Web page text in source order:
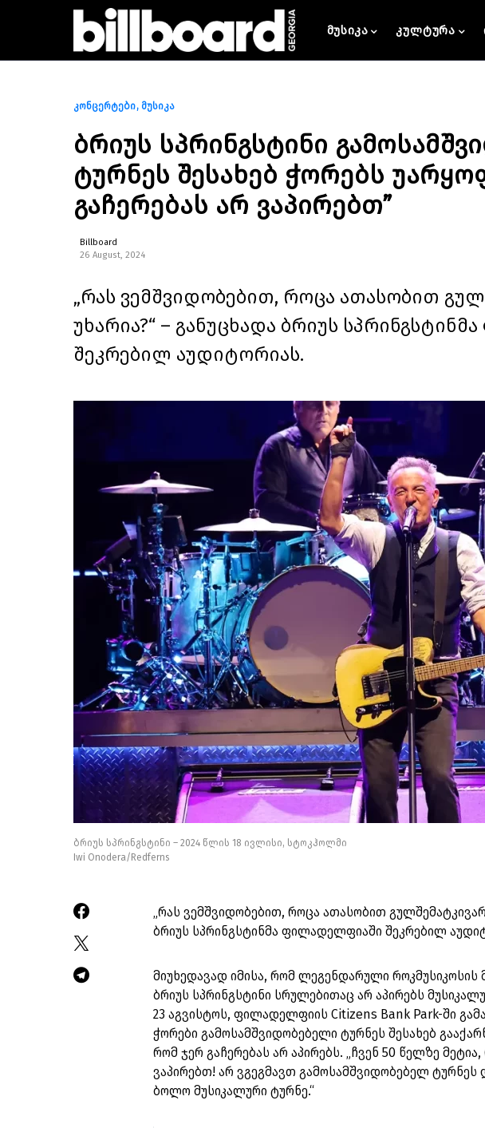
მუსიკა კულტურა
კონცერტები მუსიკა
ბრიუს სპრინგსტინი
ტურნეს შესახებ ჭორებს
გაჩერებას არ ვაპირებთ”
Billboard
26 August, 2024
„რას ვემშვიდობებით, როცა ათასობით
უხარია?“ – განუცხადა ბრიუს
შეკრებილ აუდიტორიას.
ბრიუს სპრინგსტინი – 2024 წლის 18 ივლისი, სტოკჰოლმი
Iwi Onodera/Redferns
„რას ვემშვიდობებით, როცა ათასობით
ბრიუს სპრინგსტინმა ფილადელფიაში შეკრებილ
მიუხედავად იმისა, რომ ლეგენდარული
ბრიუს სპრინგსტინი სრულებითაც არ აპირებს
23 აგვისტოს, ფილადელფიის Citizens Bank Park-ში
ჭორები გამოსამშვიდობებელი ტურნეს შესახებ
რომ ჯერ გაჩერებას არ აპირებს. „ჩვენ 50 წელზე
ვაპირებთ! არ ვგეგმავთ გამოსამშვიდობებელ ტურნეს
ბოლო მუსიკალური ტურნე.“